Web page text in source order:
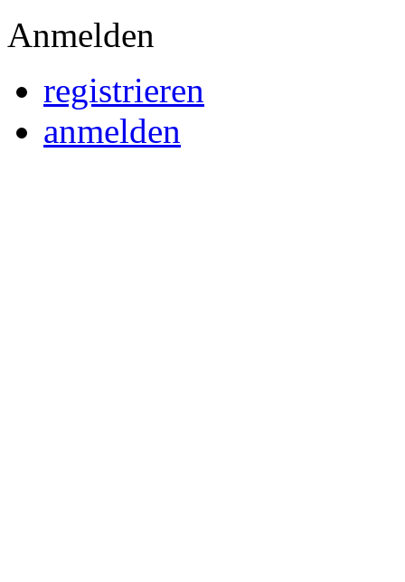
Anmelden
registrieren
anmelden